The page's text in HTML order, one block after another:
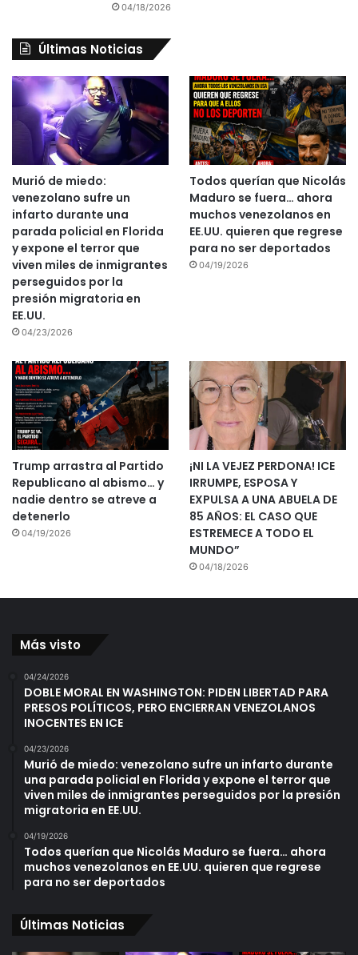
04/18/2026
Últimas Noticias
Murió de miedo:
venezolano sufre un
infarto durante una
parada policial en Florida
y expone el terror que
viven miles de inmigrantes
perseguidos por la
presión migratoria en
EE.UU.
04/23/2026
Todos querían que Nicolás
Maduro se fuera… ahora
muchos venezolanos en
EE.UU. quieren que regrese
para no ser deportados
04/19/2026
Trump arrastra al Partido
Republicano al abismo… y
nadie dentro se atreve a
detenerlo
04/19/2026
¡NI LA VEJEZ PERDONA! ICE
IRRUMPE, ESPOSA Y
EXPULSA A UNA ABUELA DE
85 AÑOS: EL CASO QUE
ESTREMECE A TODO EL
MUNDO”
04/18/2026
Más visto
04/24/2026
DOBLE MORAL EN WASHINGTON: PIDEN LIBERTAD PARA
PRESOS POLÍTICOS, PERO ENCIERRAN VENEZOLANOS
INOCENTES EN ICE
04/23/2026
Murió de miedo: venezolano sufre un infarto durante
una parada policial en Florida y expone el terror que
viven miles de inmigrantes perseguidos por la presión
migratoria en EE.UU.
04/19/2026
Todos querían que Nicolás Maduro se fuera… ahora
muchos venezolanos en EE.UU. quieren que regrese
para no ser deportados
Últimas Noticias